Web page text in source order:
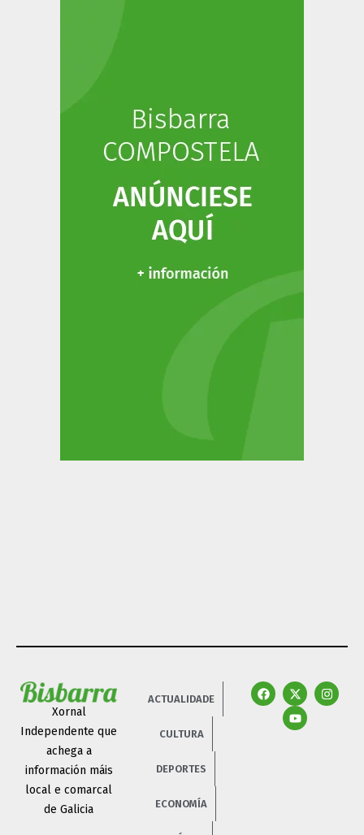
Xornal
Independente que
achega a
información máis
local e comarcal
de Galicia
ACTUALIDADE
CULTURA
DEPORTES
ECONOMÍA